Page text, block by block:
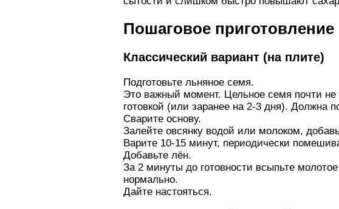
Пошаговое приготовление
Классический вариант (на плите)
Подготовьте льняное семя.
Это важный момент. Цельное семя почти
готовкой (или заранее на 2-3 дня). Должна
Сварите основу.
Залейте овсянку водой или молоком,
Варите 10-15 минут, периодически
Добавьте лён.
За 2 минуты до готовности всыпьте
нормально.
Дайте настояться.